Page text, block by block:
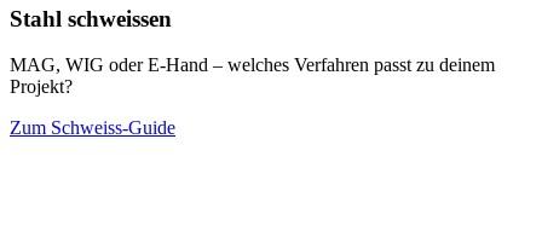
Stahl schweissen
MAG, WIG oder E-Hand – welches Verfahren passt zu deinem
Projekt?
Zum Schweiss-Guide